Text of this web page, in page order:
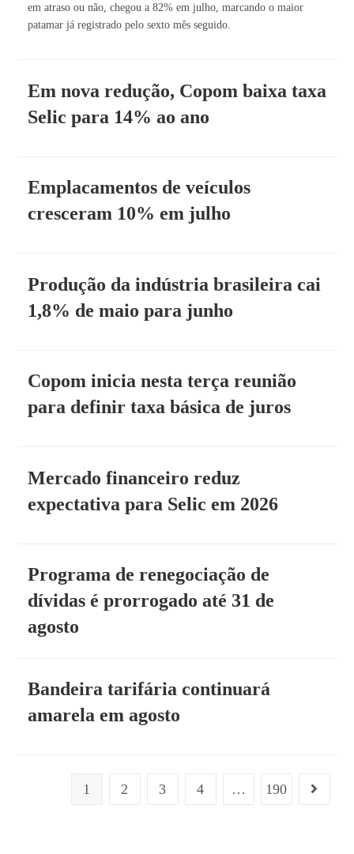
em atraso ou não, chegou a 82% em julho, marcando o maior
patamar já registrado pelo sexto mês seguido.
Em nova redução, Copom baixa taxa
Selic para 14% ao ano
Emplacamentos de veículos
cresceram 10% em julho
Produção da indústria brasileira cai
1,8% de maio para junho
Copom inicia nesta terça reunião
para definir taxa básica de juros
Mercado financeiro reduz
expectativa para Selic em 2026
Programa de renegociação de
dívidas é prorrogado até 31 de
agosto
Bandeira tarifária continuará
amarela em agosto
1 2 3 4 … 190